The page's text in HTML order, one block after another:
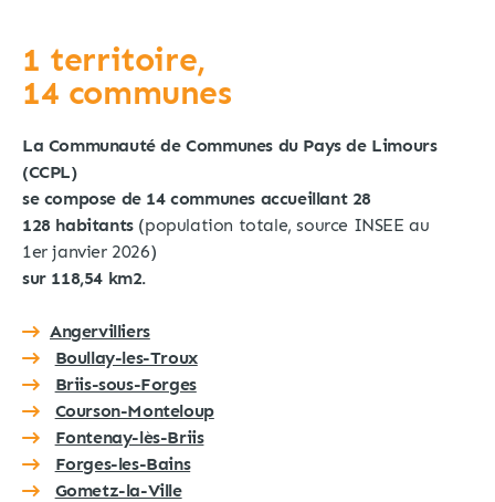
1 territoire,
14 communes
La Communauté de Communes du Pays de Limours
(CCPL)
se compose de 14 communes accueillant 28
128 habitants (population totale, source INSEE au
1er janvier 2026)
sur 118,54 km2.
Angervilliers
Boullay-les-Troux
Briis-sous-Forges
Courson-Monteloup
Fontenay-lès-Briis
Forges-les-Bains
Gometz-la-Ville